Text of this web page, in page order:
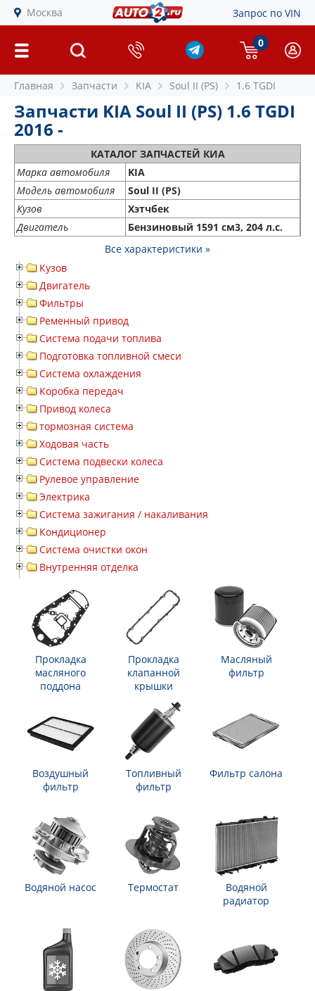
Москва Запрос по VIN
0
Главная Запчасти KIA Soul II (PS) 1.6 TGDI
Запчасти KIA Soul II (PS) 1.6 TGDI
2016 -
КАТАЛОГ ЗАПЧАСТЕЙ КИА
Марка автомобиля
KIA
Модель автомобиля
Soul II (PS)
Кузов
Хэтчбек
Двигатель
Бензиновый 1591 см3, 204 л.с.
Все характеристики »
Кузов
Двигатель
Фильтры
Ременный привод
Система подачи топлива
Подготовка топливной смеси
Система охлаждения
Коробка передач
Привод колеса
тормозная система
Ходовая часть
Система подвески колеса
Рулевое управление
Электрика
Система зажигания / накаливания
Кондиционер
Система очистки окон
Внутренняя отделка
Прокладка
масляного
поддона
Прокладка
клапанной
крышки
Масляный
фильтр
Воздушный
фильтр
Топливный
фильтр
Фильтр салона
Водяной насос Термостат
Водяной
радиатор